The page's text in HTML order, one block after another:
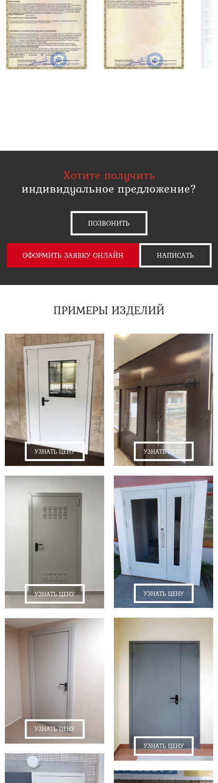
Хотите получить
индивидуальное предложение?
ПОЗВОНИТЬ
ОФОРМИТЬ ЗАЯВКУ ОНЛАЙН НАПИСАТЬ
ПРИМЕРЫ ИЗДЕЛИЙ
УЗНАТЬ ЦЕНУ
УЗНАТЬ ЦЕНУ
УЗНАТЬ ЦЕНУ
УЗНАТЬ ЦЕНУ
УЗНАТЬ ЦЕНУ
УЗНАТЬ ЦЕНУ